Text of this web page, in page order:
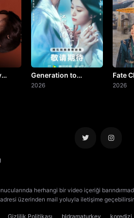
Generation to
Generation
2026
Fate
2026
herhangi bir video içeriği
adresi üzerinden mail yoluyla iletişime
Gizlilik Politikası bldramaturkey koredizi